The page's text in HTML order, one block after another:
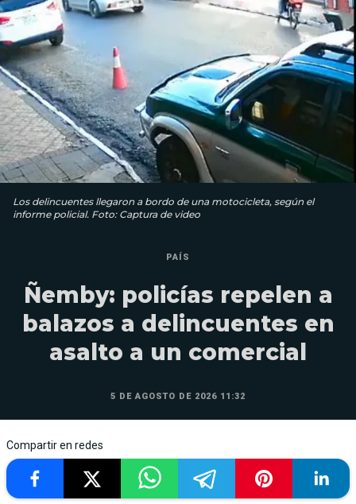
Los delincuentes llegaron a bordo de una motocicleta, según el
informe policial. Foto: Captura de video
PAÍS
Ñemby: policías repelen a
balazos a delincuentes en
asalto a un comercial
5 DE AGOSTO DE 2026 11:32
Compartir en redes